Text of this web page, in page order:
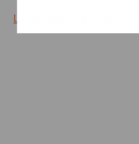
Lataa esite PDF-muodossa